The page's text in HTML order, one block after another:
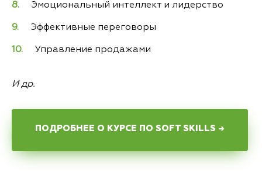
Эмоциональный интеллект и лидерство
Эффективные переговоры
Управление продажами
И др.
ПОДРОБНЕЕ О КУРСЕ ПО SOFT SKILLS →